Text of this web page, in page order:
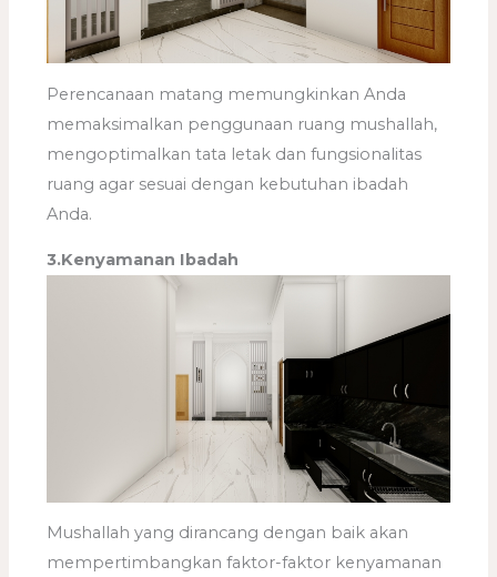
Perencanaan matang memungkinkan Anda
memaksimalkan penggunaan ruang mushallah,
mengoptimalkan tata letak dan fungsionalitas
ruang agar sesuai dengan kebutuhan ibadah
Anda.
3.Kenyamanan Ibadah
Mushallah yang dirancang dengan baik akan
mempertimbangkan faktor-faktor kenyamanan